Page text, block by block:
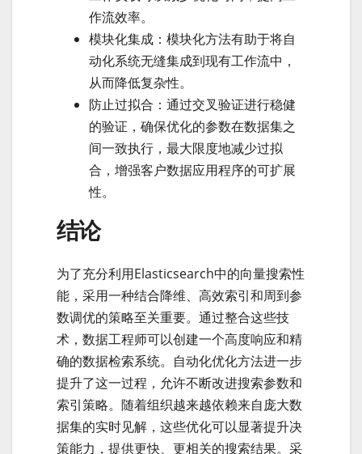
作流效率。
模块化集成：模块化方法有助于将自
动化系统无缝集成到现有工作流中，
从而降低复杂性。
防止过拟合：通过交叉验证进行稳健
的验证，确保优化的参数在数据集之
间一致执行，最大限度地减少过拟
合，增强客户数据应用程序的可扩展
性。
结论
为了充分利用Elasticsearch中的向量搜索性
能，采用一种结合降维、高效索引和周到参
数调优的策略至关重要。通过整合这些技
术，数据工程师可以创建一个高度响应和精
确的数据检索系统。自动化优化方法进一步
提升了这一过程，允许不断改进搜索参数和
索引策略。随着组织越来越依赖来自庞大数
据集的实时见解，这些优化可以显著提升决
策能力，提供更快、更相关的搜索结果。采